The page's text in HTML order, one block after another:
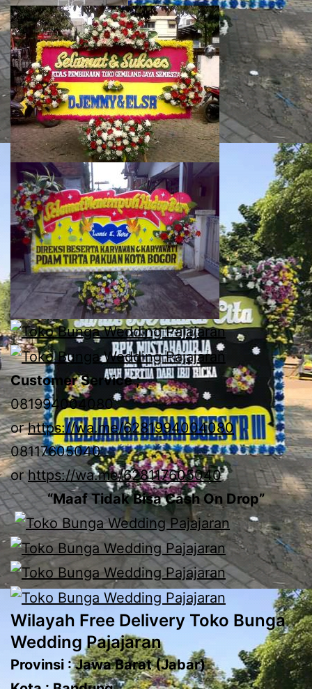
Customer Service ;
081994004080
orhttps://wa.me/6281994004080
08117605040
orhttps://wa.me/628117605040
“Maaf Tidak Bisa Cash On Drop”
Wilayah Free Delivery Toko Bunga
Wedding Pajajaran
Provinsi : Jawa Barat (Jabar)